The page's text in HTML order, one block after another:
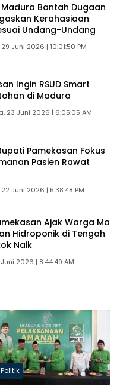
Madura Bantah Dugaan
Kerahasiaan
Undang-Undang
29 Juni 2026 | 10:01:50 PM
Ingin RSUD Smart
di Madura
23 Juni 2026 | 6:05:05 AM
Pamekasan Fokus
Pasien Rawat
22 Juni 2026 | 5:38:48 PM
Ajak Warga Ma
Hidroponik di Tengah
Naik
Juni 2026 | 8:44:49 AM
Politik